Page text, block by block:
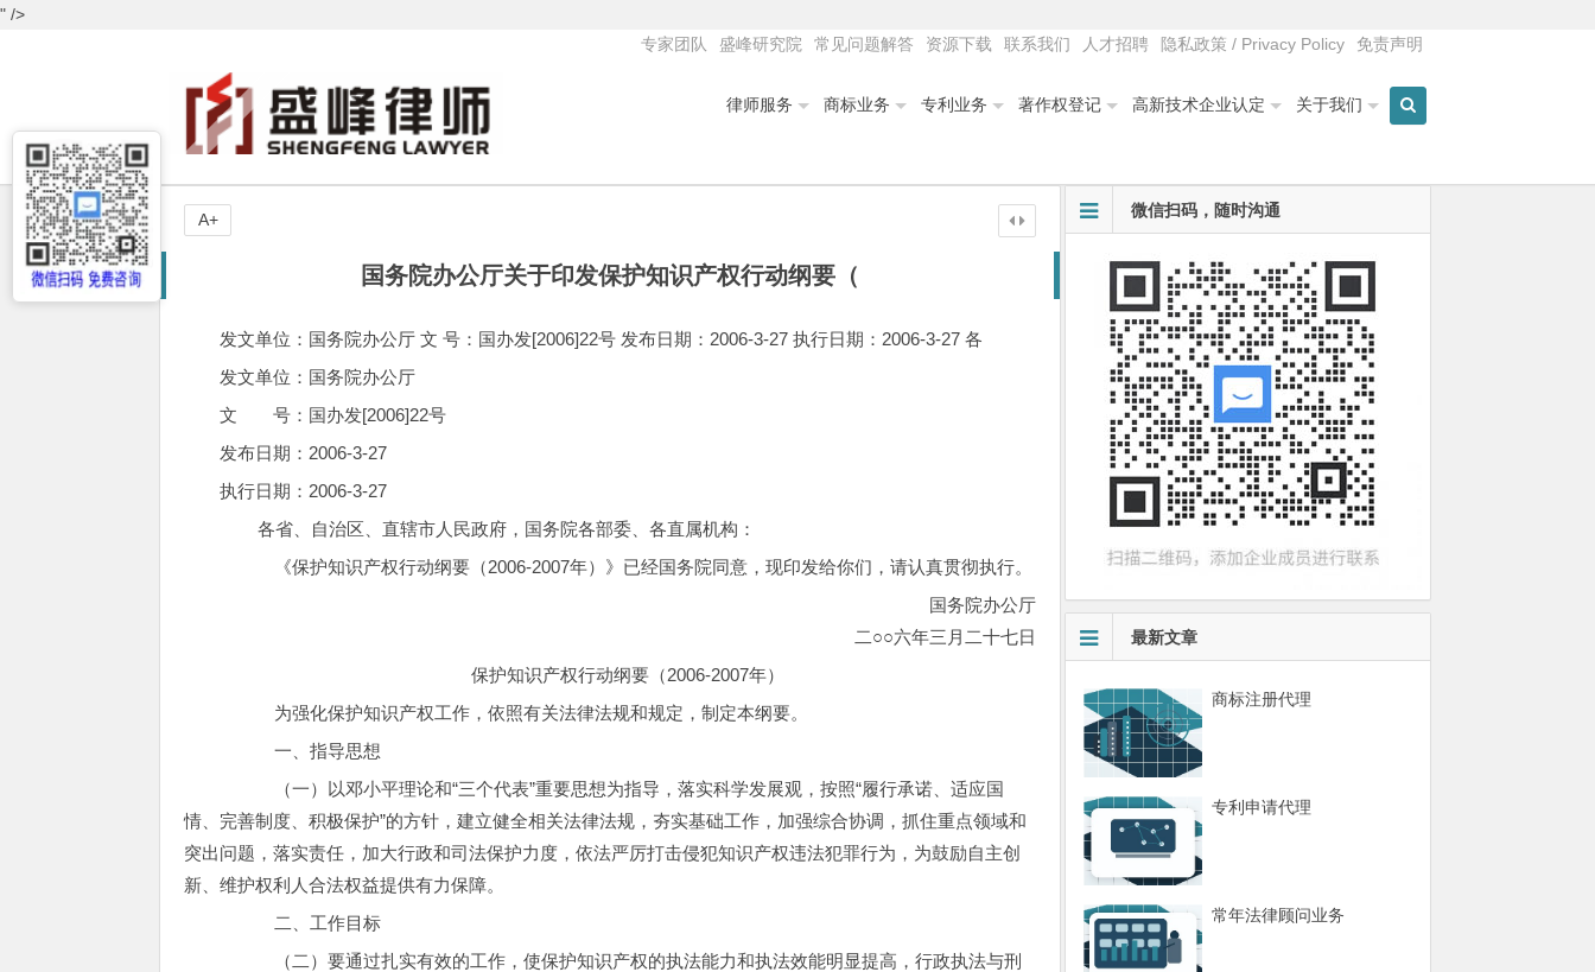
" />
专家团队
盛峰研究院 常见问题解答 资源下载 联系我们 人才招聘 隐私政策 / Privacy Policy 免责声明
律师服务 商标业务 专利业务 著作权登记 高新技术企业认定 关于我们
国务院办公厅关于印发保护知识产权行动纲要（
发文单位：国务院办公厅 文 号：国办发[2006]22号 发布日期：2006-3-27 执行日期：2006-3-27 各
发文单位：国务院办公厅
文 号：国办发[2006]22号
发布日期：2006-3-27
执行日期：2006-3-27
各省、自治区、直辖市人民政府，国务院各部委、各直属机构：
《保护知识产权行动纲要（2006-2007年）》已经国务院同意，现印发给你们，请认真贯彻执行。
国务院办公厅
二○○六年三月二十七日
保护知识产权行动纲要（2006-2007年）
为强化保护知识产权工作，依照有关法律法规和规定，制定本纲要。
一、指导思想
（一）以邓小平理论和“三个代表”重要思想为指导，落实科学发展观，按照“履行承诺、适应国
情、完善制度、积极保护”的方针，建立健全相关法律法规，夯实基础工作，加强综合协调，抓住重点领域和
突出问题，落实责任，加大行政和司法保护力度，依法严厉打击侵犯知识产权违法犯罪行为，为鼓励自主创
新、维护权利人合法权益提供有力保障。
二、工作目标
（二）要通过扎实有效的工作，使保护知识产权的执法能力和执法效能明显提高，行政执法与刑
A+ 微信扫码，随时沟通
最新文章
商标注册代理
专利申请代理
常年法律顾问业务